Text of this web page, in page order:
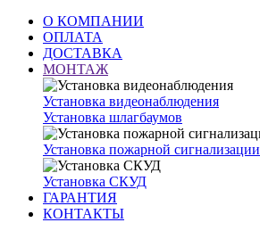
О КОМПАНИИ
ОПЛАТА
ДОСТАВКА
МОНТАЖ
Установка видеонаблюдения
Установка шлагбаумов
Установка пожарной сигнализации
Установка СКУД
ГАРАНТИЯ
КОНТАКТЫ